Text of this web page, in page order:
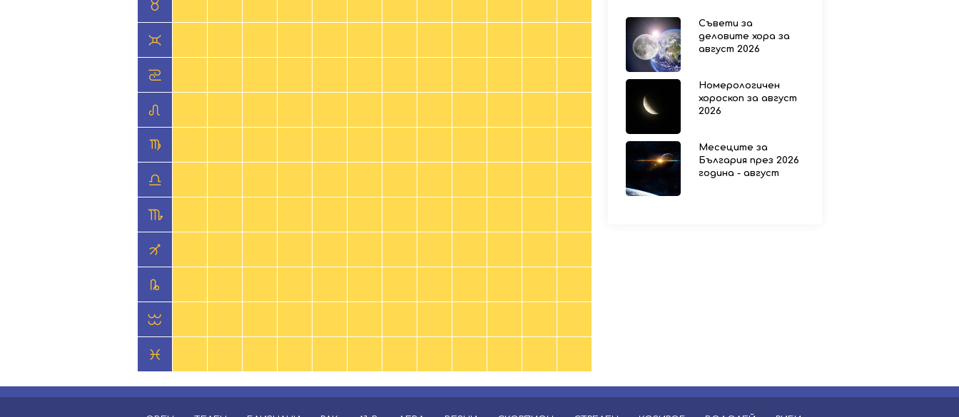
Съвети за
деловите хора за
август 2026
Номерологичен
хороскоп за август
2026
Месеците за
България през 2026
година - август